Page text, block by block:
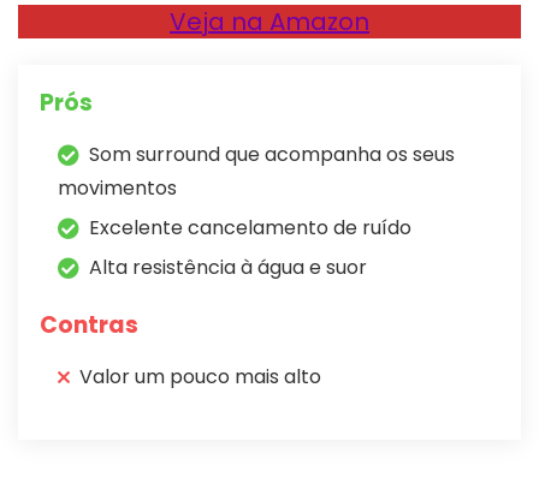
Veja na Amazon
Prós
Som surround que acompanha os seus
movimentos
Excelente cancelamento de ruído
Alta resistência à água e suor
Contras
Valor um pouco mais alto